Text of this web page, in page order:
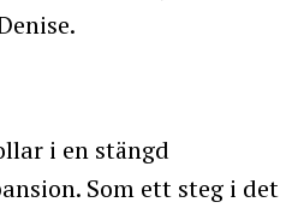
i en stängd
Som ett steg i det